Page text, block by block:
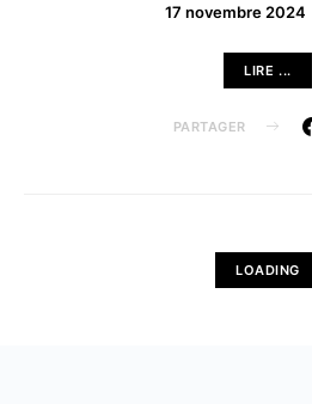
17 novembre 2024
LIRE ...
PARTAGER
LOADING